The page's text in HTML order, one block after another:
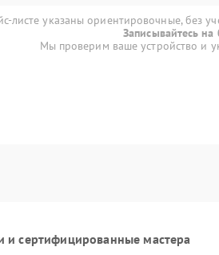
листе указаны ориентировочные, без
Записывайтесь на
Мы проверим ваше устройство и
и сертифицированные мастера